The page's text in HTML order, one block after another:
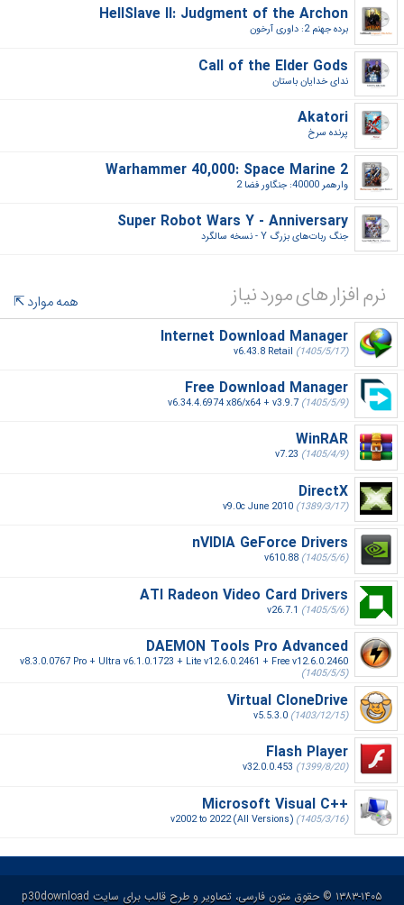
HellSlave II: Judgment of the Archon
برده جهنم 2: داوری آرخون‎
Call of the Elder Gods
ندای خدایان باستان‎
Akatori
پرنده سرخ‎
Warhammer 40,000: Space Marine 2
وارهمر 40000: جنگاور فضا 2‎
Super Robot Wars Y - Anniversary
جنگ ربات‌های بزرگ Y - نسخه سالگرد‎
نرم افزار های مورد نیاز
همه موارد
Internet Download Manager
v6.43.8 Retail (1405/5/17)
Free Download Manager
v6.34.4.6974 x86/x64 + v3.9.7 (1405/5/9)
WinRAR
v7.23 (1405/4/9)
DirectX
v9.0c June 2010 (1389/3/17)
nVIDIA GeForce Drivers
v610.88 (1405/5/6)
ATI Radeon Video Card Drivers
v26.7.1 (1405/5/6)
DAEMON Tools Pro Advanced
v8.3.0.0767 Pro + Ultra v6.1.0.1723 + Lite v12.6.0.2461 + Free v12.6.0.2460
(1405/5/5)
Virtual CloneDrive
v5.5.3.0 (1403/12/15)
Flash Player
v32.0.0.453 (1399/8/20)
Microsoft Visual C++‎
v2002 to 2022 (All Versions) (1405/3/16)
۱۳۸۳-۱۴۰۵ © حقوق متون فارسی، تصاویر و طرح قالب برای سایت p30download